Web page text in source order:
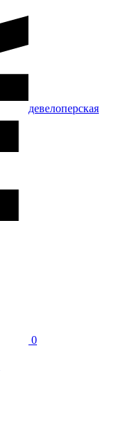
девелоперская
0